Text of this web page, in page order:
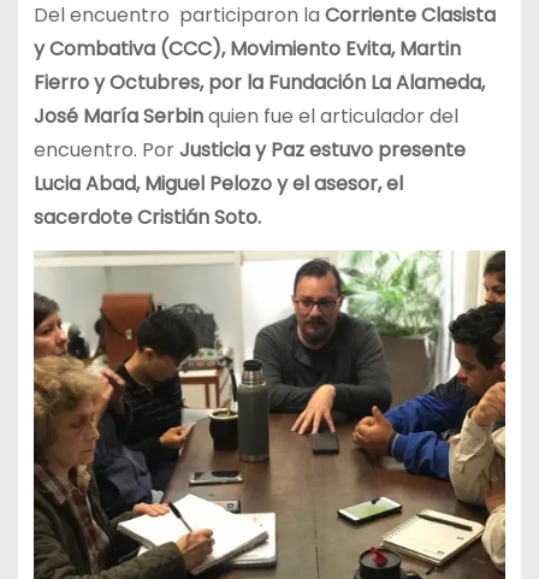
Del encuentro participaron la Corriente Clasista
y Combativa(CCC), Movimiento Evita, Martin
Fierro y Octubres, por la Fundación La Alameda,
José María Serbinquien fue el articulador del
encuentro. PorJusticia y Paz estuvo presente
Lucia Abad, Miguel Pelozo y el asesor, el
sacerdote Cristián Soto.